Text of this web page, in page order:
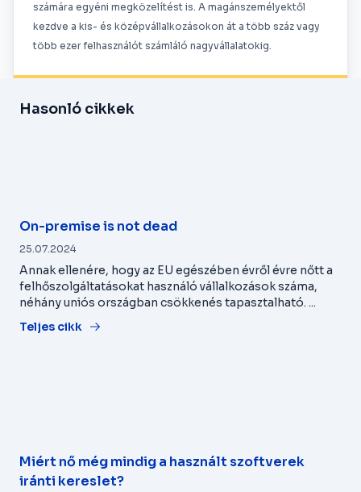
számára egyéni megközelítést is. A magánszemélyektől
kezdve a kis- és középvállalkozásokon át a több száz vagy
több ezer felhasználót számláló nagyvállalatokig.
Hasonló cikkek
On-premise is not dead
25.07.2024
Annak ellenére, hogy az EU egészében évről évre nőtt a
felhőszolgáltatásokat használó vállalkozások száma,
néhány uniós országban csökkenés tapasztalható. ...
Teljes cikk
Miért nő még mindig a használt szoftverek
iránti kereslet?